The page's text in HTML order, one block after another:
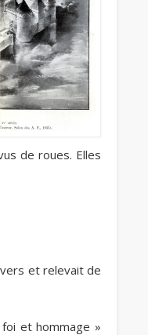
de roues. Elles
et relevait de
et hommage »